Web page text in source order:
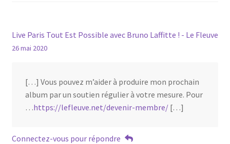
Live Paris Tout Est Possible avec Bruno Laffitte ! - Le Fleuve
26 mai 2020
[…] Vous pouvez m’aider à produire mon prochain
album par un soutien régulier à votre mesure. Pour
…https://lefleuve.net/devenir-membre/[…]
Connectez-vous pour répondre